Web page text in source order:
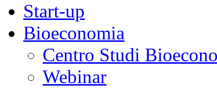
Start-up
Bioeconomia
Centro Studi
Webinar